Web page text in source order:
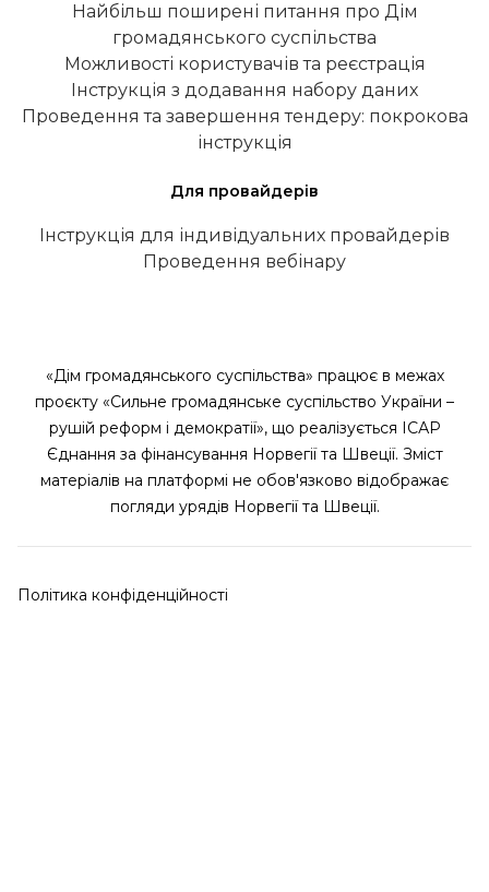
Найбільш поширені питання про Дім
громадянського суспільства
Можливості користувачів та реєстрація
Інструкція з додавання набору даних
Проведення та завершення тендеру: покрокова
інструкція
Для провайдерів
Інструкція для індивідуальних провайдерів
Проведення вебінару
«Дім громадянського суспільства» працює в межах
проєкту «Сильне громадянське суспільство України –
рушій реформ і демократії», що реалізується ІСАР
Єднання за фінансування Норвегії та Швеції. Зміст
матеріалів на платформі не обов'язково відображає
погляди урядів Норвегії та Швеції.
Політика конфіденційності